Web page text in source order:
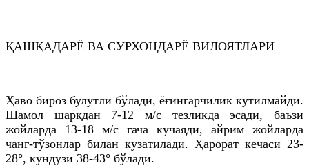
ҚАШҚАДАРЁ ВА СУРХОНДАРЁ ВИЛОЯТЛАРИ
Ҳаво бироз булутли бўлади, ёғингарчилик кутилмайди.
Шамол шарқдан 7-12 м/с тезликда эсади, баъзи
жойларда 13-18 м/с гача кучаяди, айрим жойларда
чанг-тўзонлар билан кузатилади. Ҳарорат кечаси 23-
28°, кундузи 38-43° бўлади.